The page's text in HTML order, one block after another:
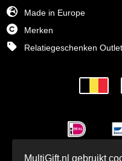
Made in Europe
Merken
Relatiegeschenken Outlet
MultiGift.nl gebruikt